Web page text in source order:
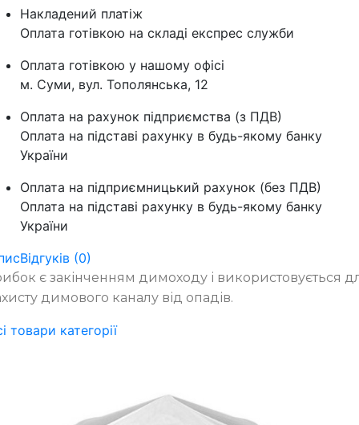
Накладений платіж
Оплата готівкою на складі експрес служби
Оплата готівкою у нашому офісі
м. Суми, вул. Тополянська, 12
Оплата на рахунок підприємства (з ПДВ)
Оплата на підставі рахунку в будь-якому банку
України
Оплата на підприємницький рахунок (без ПДВ)
Оплата на підставі рахунку в будь-якому банку
України
Відгуків (0)
є закінченням димоходу і використовується
димового каналу від опадів.
товари категорії